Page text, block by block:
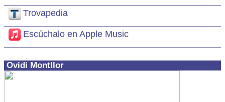
Trovapedia
Escúchalo en Apple Music
Ovidi Montllor